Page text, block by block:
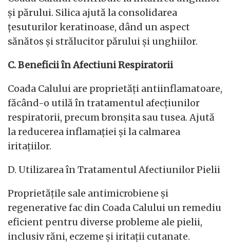
și părului. Silica ajută la consolidarea
țesuturilor keratinoase, dând un aspect
sănătos și strălucitor părului și unghiilor.
C. Beneficii în Afectiuni Respiratorii
Coada Calului are proprietăți antiinflamatoare,
făcând-o utilă în tratamentul afecțiunilor
respiratorii, precum bronșita sau tusea. Ajută
la reducerea inflamației și la calmarea
iritațiilor.
D. Utilizarea în Tratamentul Afectiunilor Pielii
Proprietățile sale antimicrobiene și
regenerative fac din Coada Calului un remediu
eficient pentru diverse probleme ale pielii,
inclusiv răni, eczeme și iritații cutanate.